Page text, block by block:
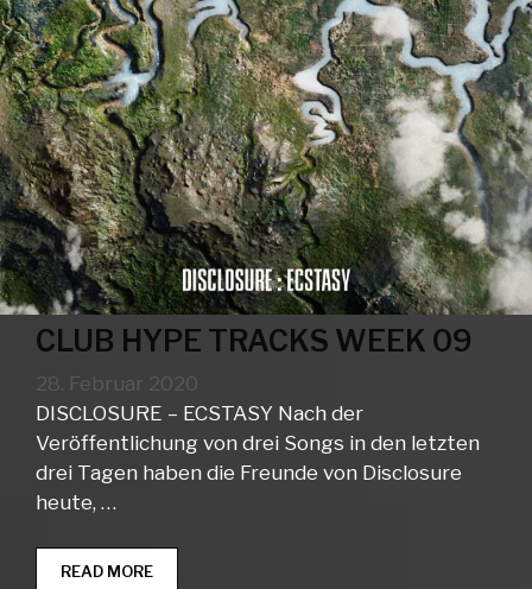
CLUB HYPE TRACKS WEEK 09
28. Februar 2020
DISCLOSURE – ECSTASY Nach der
Veröffentlichung von drei Songs in den letzten
drei Tagen haben die Freunde von Disclosure
heute, …
READ MORECLUB